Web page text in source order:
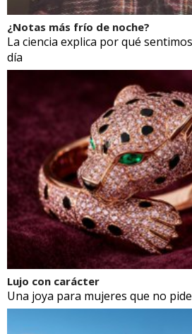
¿Notas más frío de noche?
La ciencia explica por qué
día
Lujo con carácter
Una joya para mujeres que no